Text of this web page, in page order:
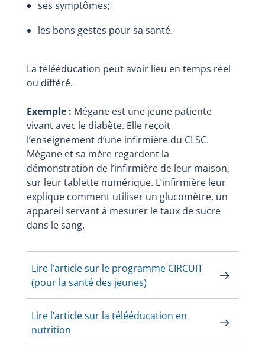
ses symptômes;
les bons gestes pour sa santé.
La télééducation peut avoir lieu en temps réel
ou différé.
Exemple : Mégane est une jeune patiente
vivant avec le diabète. Elle reçoit
l’enseignement d’une infirmière du CLSC.
Mégane et sa mère regardent la
démonstration de l’infirmière de leur maison,
sur leur tablette numérique. L’infirmière leur
explique comment utiliser un glucomètre, un
appareil servant à mesurer le taux de sucre
dans le sang.
Lire l’article sur le programme CIRCUIT
(pour la santé des jeunes)
Lire l’article sur la télééducation en
nutrition